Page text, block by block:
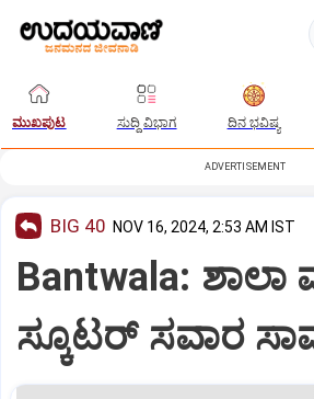
ಮುಖಪುಟ ಸುದ್ದಿ ವಿಭಾಗ ದಿನ ಭವಿಷ್ಯ
ADVERTISEMENT
BIG 40 NOV 16, 2024, 2:53 AM IST
Bantwala: ಶಾಲಾ
ಸ್ಕೂಟರ್‌ ಸವಾರ